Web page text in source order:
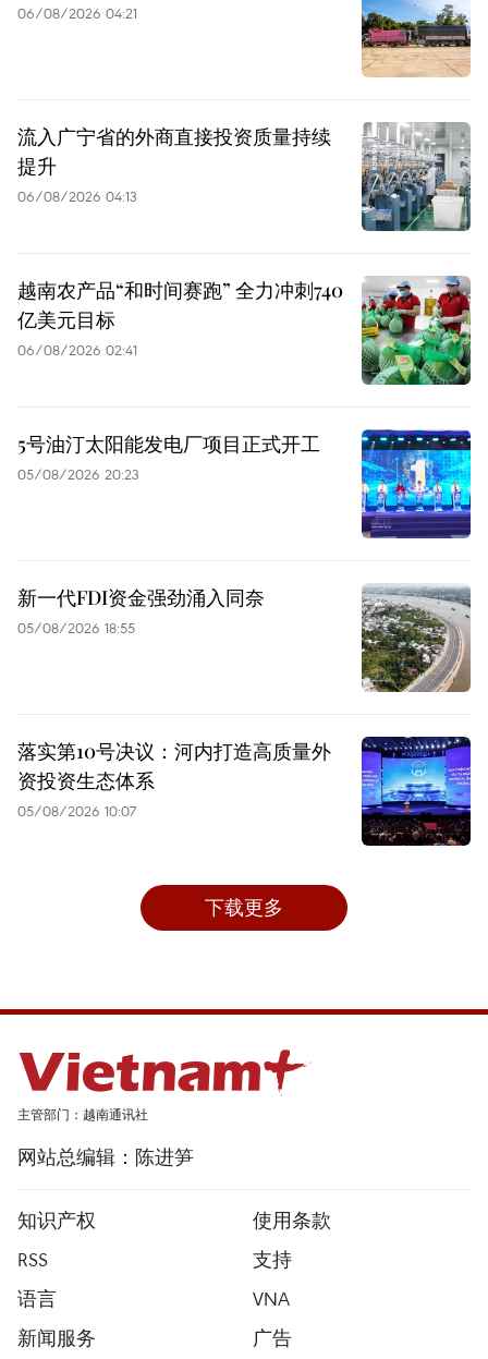
06/08/2026 04:21
流入广宁省的外商直接投资质量持续
提升
06/08/2026 04:13
越南农产品“和时间赛跑” 全力冲刺740
亿美元目标
06/08/2026 02:41
5号油汀太阳能发电厂项目正式开工
05/08/2026 20:23
新一代FDI资金强劲涌入同奈
05/08/2026 18:55
落实第10号决议：河内打造高质量外
资投资生态体系
05/08/2026 10:07
下载更多
主管部门：越南通讯社
网站总编辑：陈进笋
知识产权
使用条款
RSS
支持
语言
VNA
新闻服务
广告